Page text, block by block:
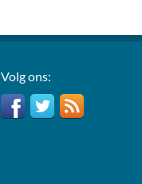
Volg ons: